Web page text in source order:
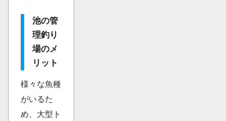
池の管
理釣り
場のメ
リット
様々な魚種
がいるた
め、大型ト